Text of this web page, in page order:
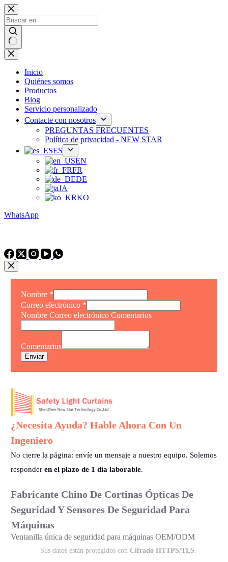
Ir
al
contenido
Sin
resultados
Inicio
Quiénes somos
Productos
Blog
Servicio personalizado
Contacte con nosotros
PREGUNTAS FRECUENTES
Política de privacidad - NEW STAR
ES
EN
FR
DE
JA
KO
WhatsApp
Nombre *
Correo electrónico *
Nombre Correo electrónico Comentarios
Comentarios
Enviar
¿Necesita Ayuda? Hable Ahora Con Un
Ingeniero
No cierre la página: envíe un mensaje a nuestro equipo. Solemos
responderen el plazo de 1 día laborable.
Fabricante Chino De Cortinas Ópticas De
Seguridad Y Sensores De Seguridad Para
Máquinas
Ventanilla única de seguridad para máquinas OEM/ODM
Sus datos están protegidos con Cifrado HTTPS/TLS